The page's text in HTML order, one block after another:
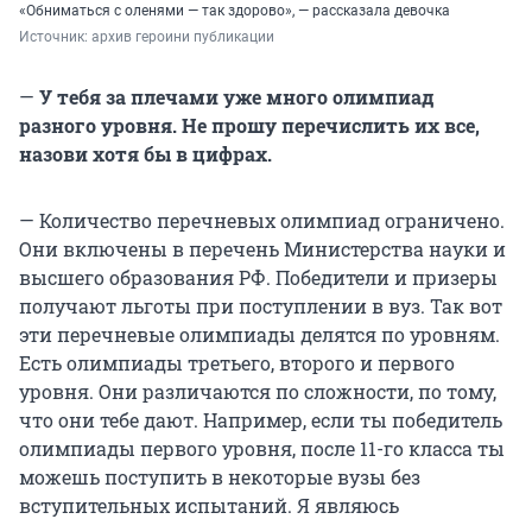
«Обниматься с оленями — так здорово», — рассказала девочка
Источник: архив героини публикации
— У тебя за плечами уже много олимпиад
разного уровня. Не прошу перечислить их все,
назови хотя бы в цифрах.
— Количество перечневых олимпиад ограничено.
Они включены в перечень Министерства науки и
высшего образования РФ. Победители и призеры
получают льготы при поступлении в вуз. Так вот
эти перечневые олимпиады делятся по уровням.
Есть олимпиады третьего, второго и первого
уровня. Они различаются по сложности, по тому,
что они тебе дают. Например, если ты победитель
олимпиады первого уровня, после 11-го класса ты
можешь поступить в некоторые вузы без
вступительных испытаний. Я являюсь